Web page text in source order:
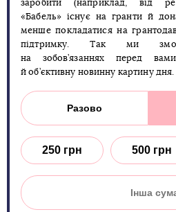
заробити (наприклад, від
«Бабель» існує на гранти й
менше покладатися на
підтримку. Так ми
на зобов’язаннях перед
й об’єктивну новинну картину дня.
Разово
250 грн 500 грн